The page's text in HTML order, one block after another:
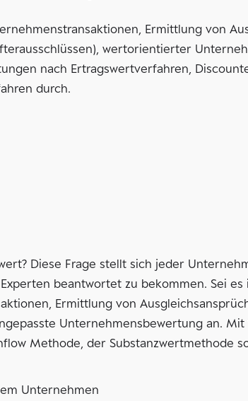
Ermittlung von
wertorientierter
nach Ertragswertverfahren,
durch.
Diese Frage stellt sich jeder
beantwortet zu bekommen. Sei es
Ermittlung von
Unternehmensbewertung an.
Methode, der Substanzwertmethode
Unternehmen